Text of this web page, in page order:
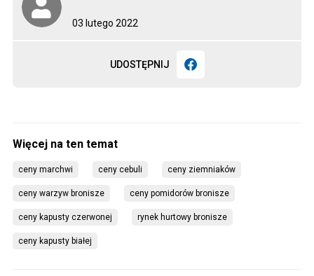
03 lutego 2022
UDOSTĘPNIJ
ceny marchwi ceny cebuli ceny ziemniaków
ceny warzyw bronisze ceny pomidorów bronisze
ceny kapusty czerwonej rynek hurtowy bronisze
ceny kapusty białej